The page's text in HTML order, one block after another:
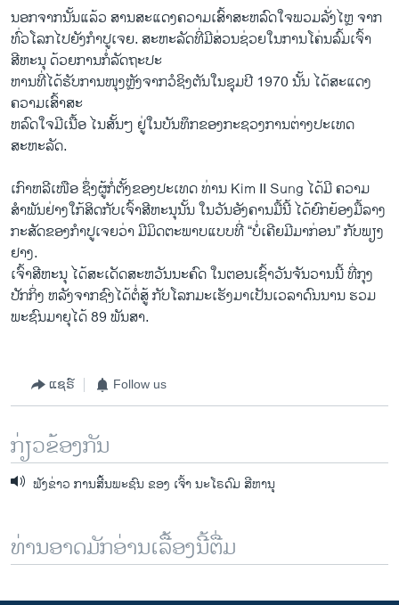
ນອກຈາກ​ນັ້ນ​ແລ້ວ​ ສານສະ​ແດງ​ຄວາມເສົ້າ​ສະຫລົດ​ໃຈພວມ​ລັ່ງ​ໄຫຼ ຈາກ
ທົ່ວ​ໂລກ​ໄປ​ຍັງ​ກຳປູເຈຍ. ສະຫະລັດທີ່​ມີ​ສ່ວນ​ຊ່ວຍ​ໃນ​ການໂຄ່ນ​ລົ້ມ​ເຈົ້າ
ສີຫະ​ນຸ ​ດ້ວຍ​ການ​ກໍ່​ລັດຖະປະ
ຫານທີ່​ໄດ້​ຮັບ​ການ​ໜຸງຫຼັງຈາກວໍ​ຊິງ​ຕັນ​ໃນ​ຊຸມ​ປີ 1970 ​ນັ້ນ ​ໄດ້​ສະ​ແດງ​
ຄວາມ​ເສົ້າ​ສະ
ຫລົດ​ໃຈມີເນື້ອ ​ໄນສັ້ນ​ໆ ຢູ່​ໃນບັນທຶກຂອງກະ​ຊວງ​ການ​ຕ່າງປະ​ເທດ
ສະຫະລັດ.
​ເກົາຫລີ​ເໜືອ ຊຶ່ງຜູ້​ກໍ່ຕັ້ງຂອງ​ປະ​ເທດ​ ທ່ານ Kim II Sung ໄດ້​ມີ ຄວາມ​
ສຳພັນ​ຢ່າງໃກ້​ສິດກັບ​ເຈົ້າ​ສີ​ຫະນຸນັ້ນ ​ໃນ​ວັນ​ອັງຄານມື້ນີ້ ໄດ້ຍົກ​ຍ້ອງມື້ລາງ​
ກະສັດ​ຂອງ​ກຳປູ​ເຈຍວ່າ ມີ​ມິດຕະພາບ​ແບບ​ທີ່ “ບໍ່​ເຄີຍ​ມີ​ມາ​ກ່ອນ” ກັບພຽງ
ຢາງ.
​ເຈົ້າ​ສີ​ຫະ​ນຸ ​ໄດ້​ສະ​ເດັດ​ສະຫວັນ​ນະ​ຄົດ ​ໃນ​ຕອນ​ເຊົ້າ​ວັນ​ຈັນວານ​ນີ້ ທີ່​ກຸງ​
ປັກ​ກິ່ງ ຫລັງ​ຈາກຊົງໄດ້​ຕໍ່ສູ້​ ກັບ​ໂລກ​ມະ​ເຮັງ​ມາ​ເປັນ​ເວລາ​ດົນນານ ຮວມ
ພະ​ຊົນມາຍຸ​ໄດ້ 89 ພັນ​ສາ.
ແຊຣ໌ Follow us
ກ່ຽວຂ້ອງກັນ
ຟັງຂ່າວ ການສີ້ນພະຊົນ ຂອງ ເຈົ້າ ນະໂຣດົມ ສີຫານຸ
ທ່ານອາດມັກອ່ານເລື້ອງນີ້ຕື່ມ